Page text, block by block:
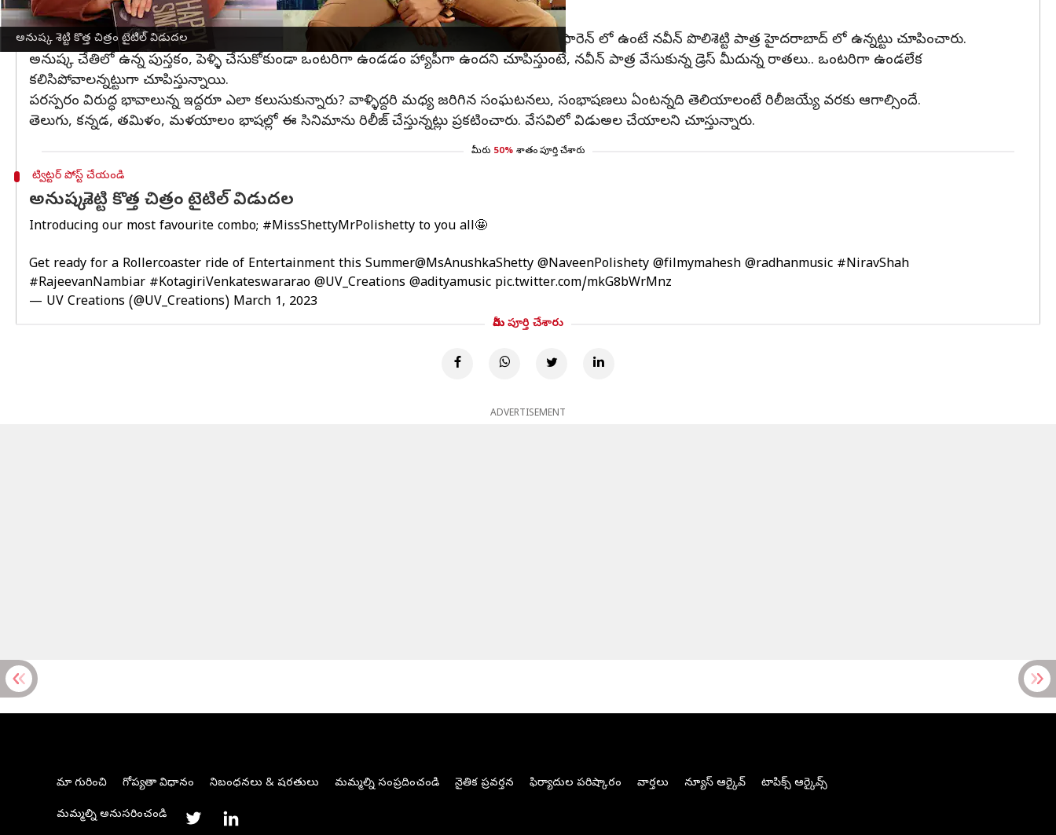
అనుష్క శెట్టి కొత్త చిత్రం టైటిల్ విడుదల
అనుష్క హ్యాపీ సింగిల్, నవీన్ రెడీ టు మింగిల్
టైటిల్ పోస్టర్ ని చూస్తే రెండు పాత్రలవి రెండు వేరు వేరు ప్రపంచాలుగా అర్థమవుతోంది. అనుష్క పాత్ర ఫారెన్ లో ఉంటే నవీన్ పొలిశెట్టి పాత్ర హైదరాబాద్ లో ఉన్నట్టు చూపించారు.
అనుష్క చేతిలో ఉన్న పుస్తకం, పెళ్ళి చేసుకోకుండా ఒంటరిగా ఉండడం హ్యాపీగా ఉందని చూపిస్తుంటే, నవీన్ పాత్ర వేసుకున్న డ్రెస్ మీదున్న రాతలు.. ఒంటరిగా ఉండలేక
కలిసిపోవాలన్నట్టుగా చూపిస్తున్నాయి.
పరస్పరం విరుద్ధ భావాలున్న ఇద్దరూ ఎలా కలుసుకున్నారు? వాళ్ళిద్దరి మధ్య జరిగిన సంఘటనలు, సంభాషణలు ఏంటన్నది తెలియాలంటే రిలీజయ్యే వరకు ఆగాల్సిందే.
తెలుగు, కన్నడ, తమిళం, మళయాలం భాషల్లో ఈ సినిమాను రిలీజ్ చేస్తున్నట్లు ప్రకటించారు. వేసవిలో విడుఅల చేయాలని చూస్తున్నారు.
మీరు 50% శాతం పూర్తి చేశారు
ట్విట్టర్ పోస్ట్ చేయండి
అనుష్క శెట్టి కొత్త చిత్రం టైటిల్ విడుదల
Introducing our most favourite combo; #MissShettyMrPolishetty to you all🤩
Get ready for a Rollercoaster ride of Entertainment this Summer@MsAnushkaShetty @NaveenPolishety @filmymahesh @radhanmusic #NiravShah
#RajeevanNambiar #KotagiriVenkateswararao @UV_Creations @adityamusic pic.twitter.com/mkG8bWrMnz
— UV Creations (@UV_Creations) March 1, 2023
మీరు పూర్తి చేశారు
ADVERTISEMENT
మా గురించి గోప్యతా విధానం నిబంధనలు & షరతులు మమ్మల్ని సంప్రదించండి నైతిక ప్రవర్తన ఫిర్యాదుల పరిష్కారం వార్తలు న్యూస్ ఆర్కైవ్ టాపిక్స్ ఆర్కైవ్స్
మమ్మల్ని అనుసరించండి